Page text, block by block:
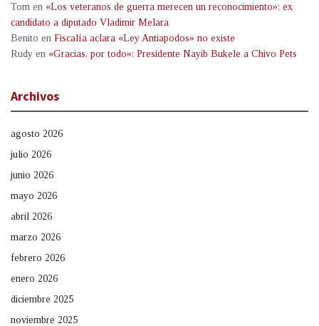
Tom en «Los veteranos de guerra merecen un reconocimiento»: ex
candidato a diputado Vladimir Melara
Benito en Fiscalía aclara «Ley Antiapodos» no existe
Rudy en «Gracias, por todo»: Presidente Nayib Bukele a Chivo Pets
Archivos
agosto 2026
julio 2026
junio 2026
mayo 2026
abril 2026
marzo 2026
febrero 2026
enero 2026
diciembre 2025
noviembre 2025